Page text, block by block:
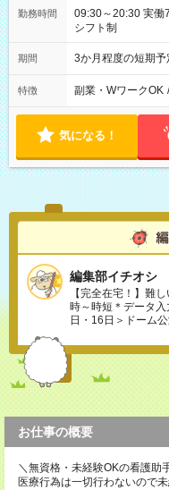
勤務時間
09:30～20:30 実働7.5時間／休憩1.5時間 営業時間に合わせた
シフト制
期間 3か月程度の短期
特徴 副業・WワークOK /
気になる！
編集部イチオシ
【完全在宅！】難
時～時短＊データ
日・16日＞ドーム
お仕事の概要
＼無資格・未経験OKの看護助
医療行為は一切行わないので